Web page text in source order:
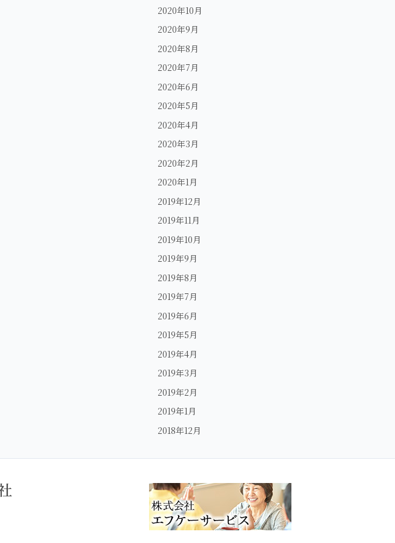
2020年10月
2020年9月
2020年8月
2020年7月
2020年6月
2020年5月
2020年4月
2020年3月
2020年2月
2020年1月
2019年12月
2019年11月
2019年10月
2019年9月
2019年8月
2019年7月
2019年6月
2019年5月
2019年4月
2019年3月
2019年2月
2019年1月
2018年12月